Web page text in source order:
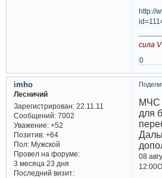
http://
сила
0
imho
Лесничий
Зарегистрирован: 22.11.11
Сообщений:7002
Уважение: +52
Позитив: +64
Пол:Мужской
Провел на форуме:
3 месяца 23 дня
Последний визит:
МЧС
для
08